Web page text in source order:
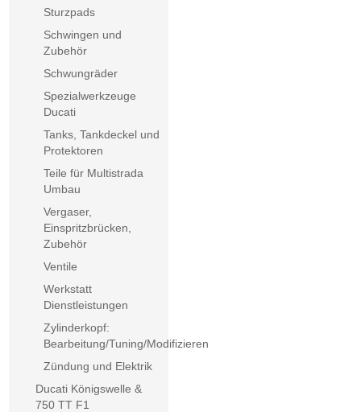
Sturzpads
Schwingen und
Zubehör
Schwungräder
Spezialwerkzeuge
Ducati
Tanks, Tankdeckel und
Protektoren
Teile für Multistrada
Umbau
Vergaser,
Einspritzbrücken,
Zubehör
Ventile
Werkstatt
Dienstleistungen
Zylinderkopf:
Bearbeitung/Tuning/Modifizieren
Zündung und Elektrik
Ducati Königswelle &
750 TT F1